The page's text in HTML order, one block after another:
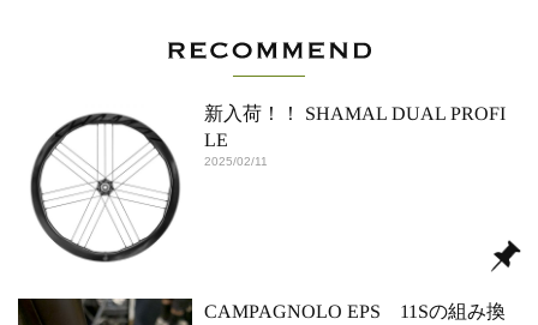
新入荷！！ SHAMAL DUAL PROFI
LE
2025/02/11
CAMPAGNOLO EPS 11Sの組み換